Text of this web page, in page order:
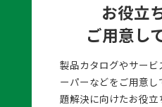
お役立
ご用意し
製品カタログやサー
ーパーなどをご用意
題解決に向けたお役